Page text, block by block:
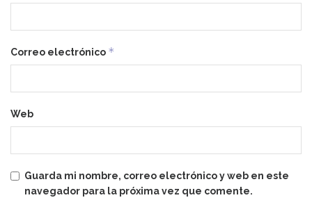
Correo electrónico *
Web
Guarda mi nombre, correo electrónico y web en este
navegador para la próxima vez que comente.